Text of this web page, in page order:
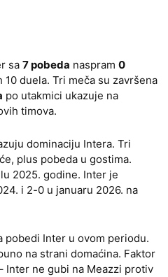
sa 7 pobeda naspram 0
10 duela. Tri meča su završena
po utakmici ukazuje na
timova.
dominaciju Intera. Tri
plus pobeda u gostima.
2025. godine. Inter je
i 2-0 u januaru 2026. na
pobedi Inter u ovom periodu.
na strani domaćina. Faktor
Inter ne gubi na Meazzi protiv